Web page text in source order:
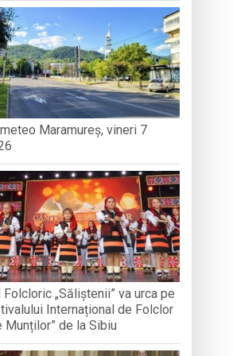
Literare”
Maramureș, vineri 7
„Săliștenii” va urca pe
Internațional de Folclor
Munților” de la Sibiu